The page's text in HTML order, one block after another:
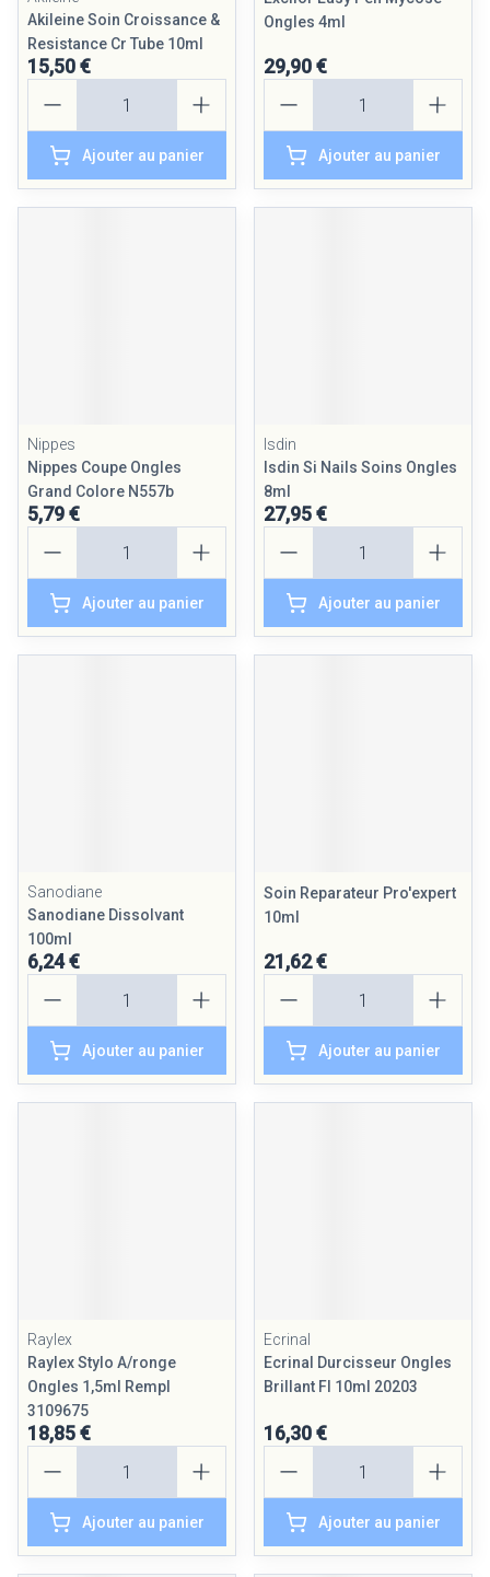
Akileine Soin Croissance &
Resistance Cr Tube 10ml
15,50 €
Ajouter au panier
Ongles 4ml
29,90 €
Ajouter au panier
Nippes
Nippes Coupe Ongles
Grand Colore N557b
5,79 €
Ajouter au panier
Isdin
Isdin Si Nails Soins Ongles
8ml
27,95 €
Ajouter au panier
Sanodiane
Sanodiane Dissolvant
100ml
6,24 €
Ajouter au panier
Soin Reparateur Pro'expert
10ml
21,62 €
Ajouter au panier
Raylex
Raylex Stylo A/ronge
Ongles 1,5ml Rempl
3109675
18,85 €
Ajouter au panier
Ecrinal
Ecrinal Durcisseur Ongles
Brillant Fl 10ml 20203
16,30 €
Ajouter au panier